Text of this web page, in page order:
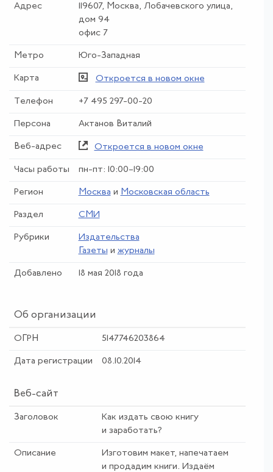
Адрес
119607, Москва, Лобачевского улица,
дом 94
офис 7
Метро Юго-Западная
Карта Откроется в новом окне
Телефон +7 495 297-00-20
Персона Актанов Виталий
Веб-адрес Откроется в новом окне
Часы работы пн-пт: 10:00–19:00
Регион Москва и Московская область
Раздел СМИ
Рубрики
Издательства
Газеты и журналы
Добавлено 18 мая 2018 года
Об организации
ОГРН 5147746203864
Дата регистрации 08.10.2014
Веб-сайт
Заголовок
Как издать свою книгу
и заработать?
Описание
Изготовим макет, напечатаем
и продадим книги. Издаём